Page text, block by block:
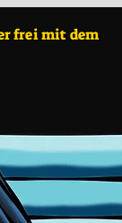
frei mit dem